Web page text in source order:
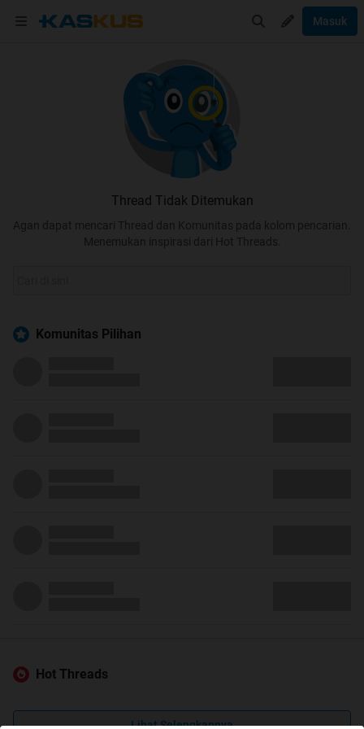
Masuk
Thread Tidak Ditemukan
Agan dapat mencari Thread dan Komunitas pada kolom pencarian.
Menemukan inspirasi dari Hot Threads.
Komunitas Pilihan
Hot Threads
Lihat Selengkapnya